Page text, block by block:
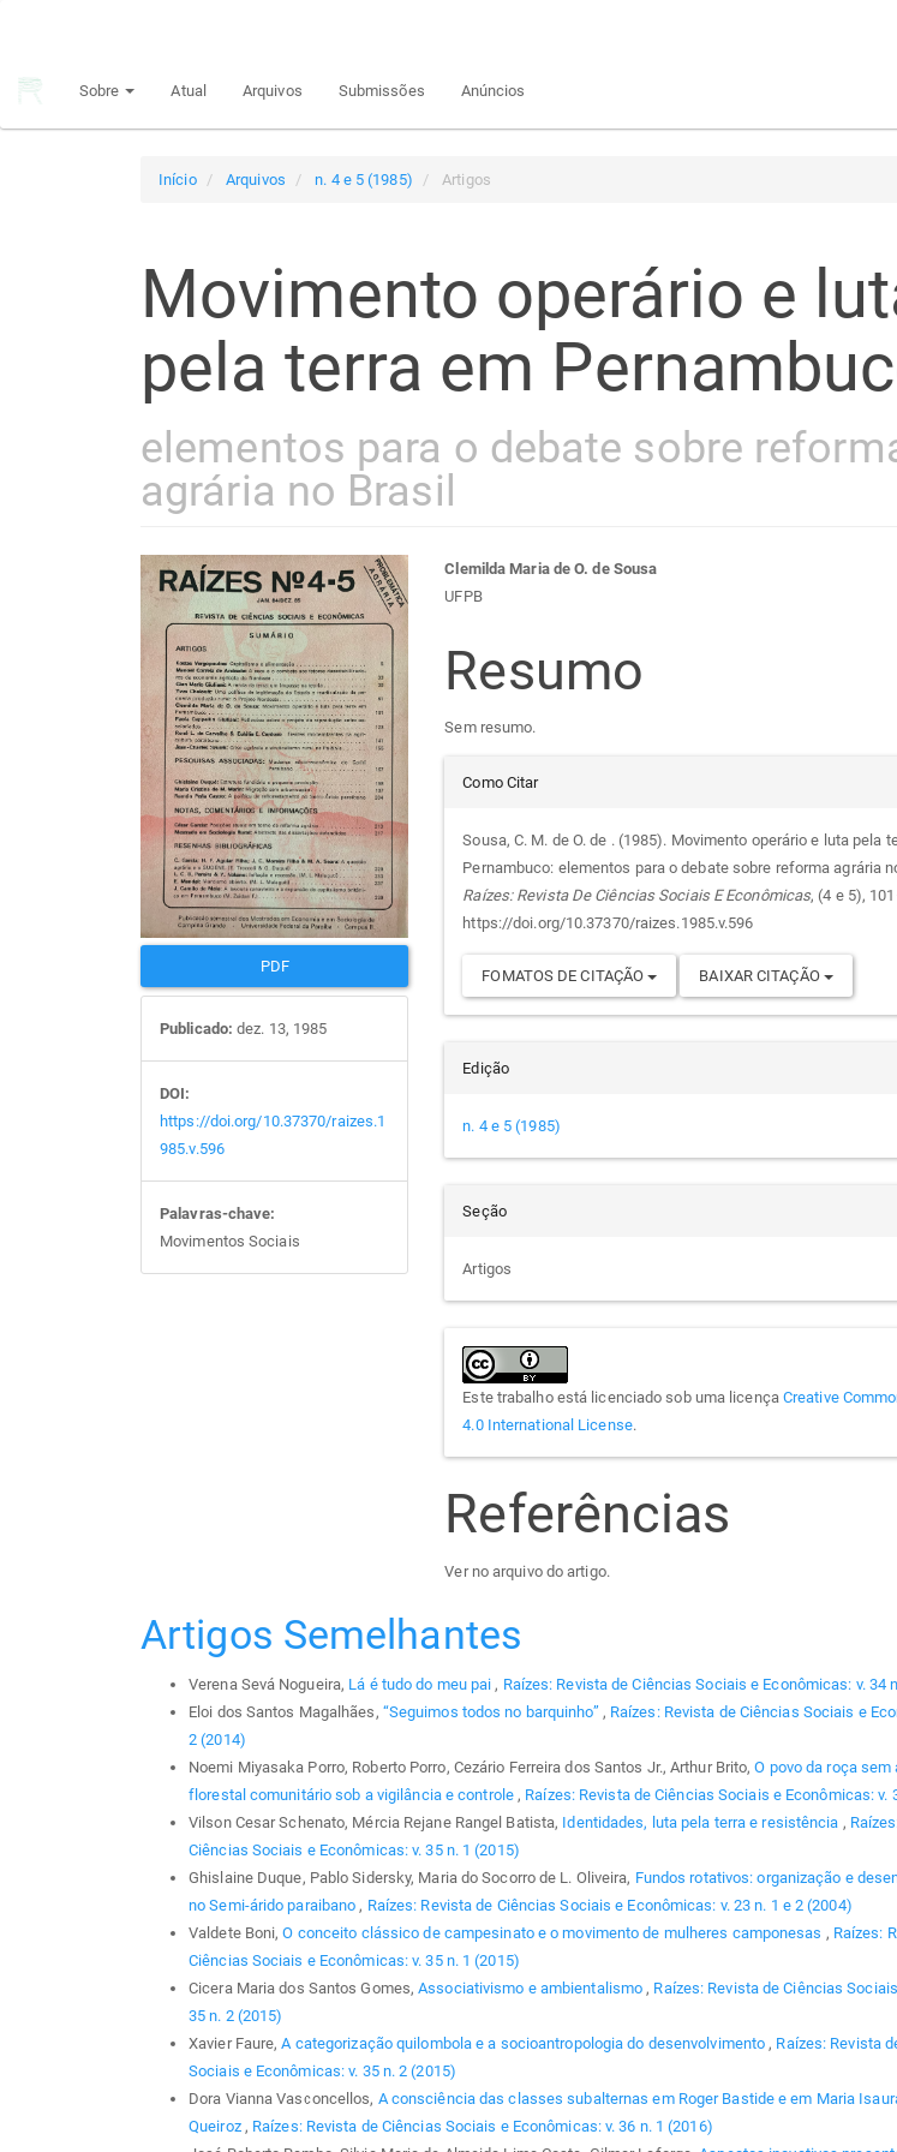
principal
Sobre Atual Arquivos Submissões Anúncios
Início Arquivos n. 4 e 5 (1985) Artigos
Movimento operário e
pela terra em
elementos para o debate sobre
agrária no Brasil
Barra
lateral
de
artigos
PDF
Publicado: dez. 13, 1985
DOI:
https://doi.org/10.37370/raizes.1
985.v.596
Palavras-chave:
Movimentos Sociais
Conteúdo
do
artigo
principal
Clemilda Maria de O. de Sousa
UFPB
Resumo
Sem resumo.
Detalhes
do
artigo
Como Citar
Sousa, C. M. de O. de . (1985). Movimento operário e luta pela
Pernambuco: elementos para o debate sobre reforma agrária
Raízes: Revista De Ciências Sociais E Econômicas, (4 e 5),
https://doi.org/10.37370/raizes.1985.v.596
FOMATOS DE CITAÇÃO BAIXAR CITAÇÃO
Edição
n. 4 e 5 (1985)
Seção
Artigos
Este trabalho está licenciado sob uma licença Creative
4.0 International License.
Referências
Ver no arquivo do artigo.
Artigos Semelhantes
Verena Sevá Nogueira, Lá é tudo do meu pai, Raízes: Revista de Ciências Sociais e Econômicas: v. 34
Eloi dos Santos Magalhães, “Seguimos todos no barquinho” , Raízes: Revista de Ciências Sociais e
2 (2014)
Noemi Miyasaka Porro, Roberto Porro, Cezário Ferreira dos Santos Jr., Arthur Brito,O povo da roça sem
florestal comunitário sob a vigilância e controle, Raízes: Revista de Ciências Sociais e Econômicas: v.
Vilson Cesar Schenato, Mércia Rejane Rangel Batista, Identidades, luta pela terra e resistência ,
Ciências Sociais e Econômicas: v. 35 n. 1 (2015)
Ghislaine Duque, Pablo Sidersky, Maria do Socorro de L. Oliveira, Fundos rotativos: organização e
no Semi-árido paraibano, Raízes: Revista de Ciências Sociais e Econômicas: v. 23 n. 1 e 2 (2004)
Valdete Boni,O conceito clássico de campesinato e o movimento de mulheres camponesas , Raízes:
Ciências Sociais e Econômicas: v. 35 n. 1 (2015)
Cicera Maria dos Santos Gomes,Associativismo e ambientalismo, Raízes: Revista de Ciências
35 n. 2 (2015)
Xavier Faure,A categorização quilombola e a socioantropologia do desenvolvimento, Raízes: Revista
Sociais e Econômicas: v. 35 n. 2 (2015)
Dora Vianna Vasconcellos, A consciência das classes subalternas em Roger Bastide e em Maria
Queiroz , Raízes: Revista de Ciências Sociais e Econômicas: v. 36 n. 1 (2016)